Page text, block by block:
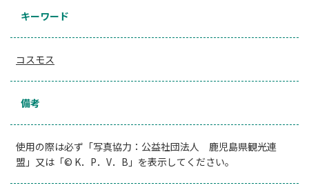
キーワード
コスモス
備考
使用の際は必ず「写真協力：公益社団法人 鹿児島県観光連
盟」又は「© K．P．V．B」を表示してください。